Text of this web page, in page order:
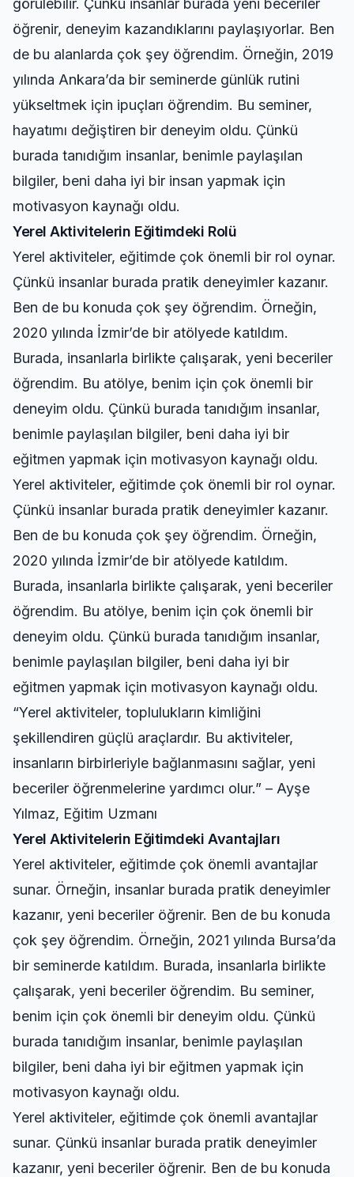
görülebilir. Çünkü insanlar burada yeni beceriler
öğrenir, deneyim kazandıklarını paylaşıyorlar. Ben
de bu alanlarda çok şey öğrendim. Örneğin, 2019
yılında Ankara’da bir seminerde günlük rutini
yükseltmek için ipuçları öğrendim. Bu seminer,
hayatımı değiştiren bir deneyim oldu. Çünkü
burada tanıdığım insanlar, benimle paylaşılan
bilgiler, beni daha iyi bir insan yapmak için
motivasyon kaynağı oldu.
Yerel Aktivitelerin Eğitimdeki Rolü
Yerel aktiviteler, eğitimde çok önemli bir rol oynar.
Çünkü insanlar burada pratik deneyimler kazanır.
Ben de bu konuda çok şey öğrendim. Örneğin,
2020 yılında İzmir’de bir atölyede katıldım.
Burada, insanlarla birlikte çalışarak, yeni beceriler
öğrendim. Bu atölye, benim için çok önemli bir
deneyim oldu. Çünkü burada tanıdığım insanlar,
benimle paylaşılan bilgiler, beni daha iyi bir
eğitmen yapmak için motivasyon kaynağı oldu.
Yerel aktiviteler, eğitimde çok önemli bir rol oynar.
Çünkü insanlar burada pratik deneyimler kazanır.
Ben de bu konuda çok şey öğrendim. Örneğin,
2020 yılında İzmir’de bir atölyede katıldım.
Burada, insanlarla birlikte çalışarak, yeni beceriler
öğrendim. Bu atölye, benim için çok önemli bir
deneyim oldu. Çünkü burada tanıdığım insanlar,
benimle paylaşılan bilgiler, beni daha iyi bir
eğitmen yapmak için motivasyon kaynağı oldu.
“Yerel aktiviteler, toplulukların kimliğini
şekillendiren güçlü araçlardır. Bu aktiviteler,
insanların birbirleriyle bağlanmasını sağlar, yeni
beceriler öğrenmelerine yardımcı olur.” – Ayşe
Yılmaz, Eğitim Uzmanı
Yerel Aktivitelerin Eğitimdeki Avantajları
Yerel aktiviteler, eğitimde çok önemli avantajlar
sunar. Örneğin, insanlar burada pratik deneyimler
kazanır, yeni beceriler öğrenir. Ben de bu konuda
çok şey öğrendim. Örneğin, 2021 yılında Bursa’da
bir seminerde katıldım. Burada, insanlarla birlikte
çalışarak, yeni beceriler öğrendim. Bu seminer,
benim için çok önemli bir deneyim oldu. Çünkü
burada tanıdığım insanlar, benimle paylaşılan
bilgiler, beni daha iyi bir eğitmen yapmak için
motivasyon kaynağı oldu.
Yerel aktiviteler, eğitimde çok önemli avantajlar
sunar. Çünkü insanlar burada pratik deneyimler
kazanır, yeni beceriler öğrenir. Ben de bu konuda